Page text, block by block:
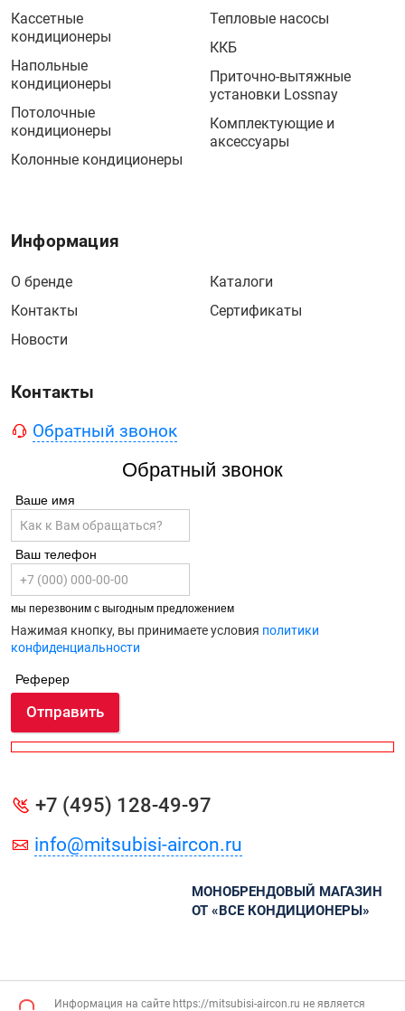
Кассетные
кондиционеры
Напольные
кондиционеры
Потолочные
кондиционеры
Колонные кондиционеры
Тепловые насосы
ККБ
Приточно-вытяжные
установки Lossnay
Комплектующие и
аксессуары
Информация
О бренде
Контакты
Новости
Каталоги
Сертификаты
Контакты
Обратный звонок
Обратный звонок
Ваше имя
Ваш телефон
мы перезвоним с выгодным предложением
Нажимая кнопку, вы принимаете условия политики
конфиденциальности
Реферер
Отправить
+7 (495) 128-49-97
info@mitsubisi-aircon.ru
МОНОБРЕНДОВЫЙ МАГАЗИН
ОТ «ВСЕ КОНДИЦИОНЕРЫ»
Информация на сайте https://mitsubisi-aircon.ru не является